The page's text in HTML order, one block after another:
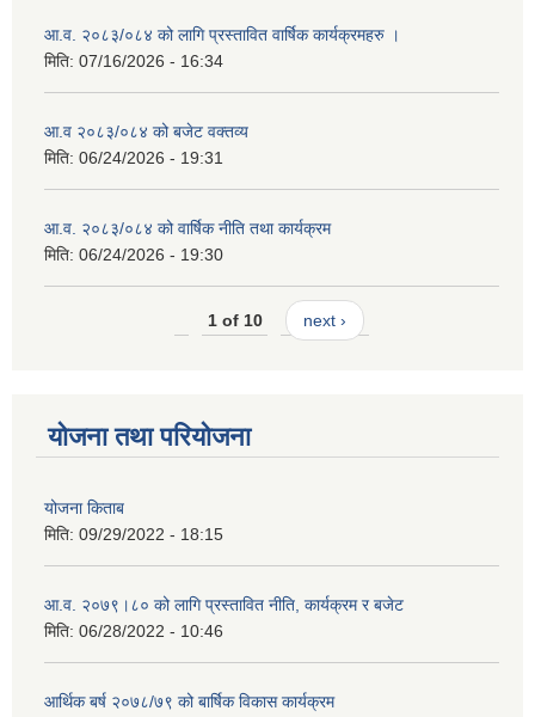
आ.व. २०८३/०८४ को लागि प्रस्तावित वार्षिक कार्यक्रमहरु ।
मिति: 07/16/2026 - 16:34
आ.व २०८३/०८४ को बजेट वक्तव्य
मिति: 06/24/2026 - 19:31
आ.व. २०८३/०८४ को वार्षिक नीति तथा कार्यक्रम
मिति: 06/24/2026 - 19:30
1 of 10 next ›
योजना तथा परियोजना
योजना किताब
मिति: 09/29/2022 - 18:15
आ.व. २०७९।८० को लागि प्रस्तावित नीति, कार्यक्रम र बजेट
मिति: 06/28/2022 - 10:46
आर्थिक बर्ष २०७८/७९ को बार्षिक विकास कार्यक्रम